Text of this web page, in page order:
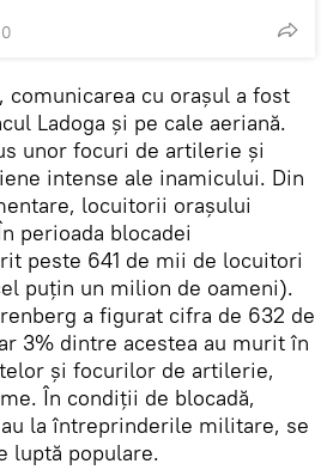
comunicarea cu orașul a fost
Ladoga și pe cale aeriană.
unor focuri de artilerie și
intense ale inamicului. Din
locuitorii orașului
perioada blocadei
peste 641 de mii de locuitori
puțin un milion de oameni).
a figurat cifra de 632 de
3% dintre acestea au murit în
și focurilor de artilerie,
În condiții de blocadă,
la întreprinderile militare, se
luptă populare.